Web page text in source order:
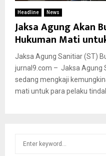
Headline News
Jaksa Agung Akan
Hukuman Mati
Jaksa Agung Sanitiar (ST)
jurnal9.com – Jaksa Agung
sedang mengkaji
mati untuk para pelaku tindak